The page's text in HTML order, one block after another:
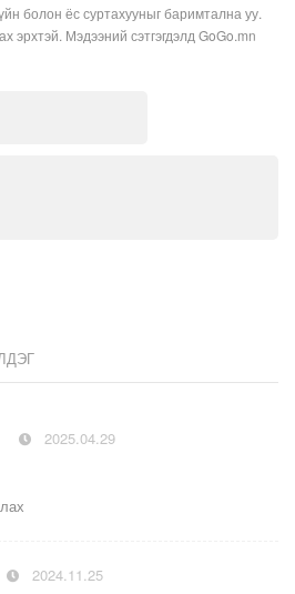
болон ёс суртахууныг баримтална уу.
эрхтэй. Мэдээний сэтгэгдэлд GoGo.mn
2025.04.29
2024.11.25